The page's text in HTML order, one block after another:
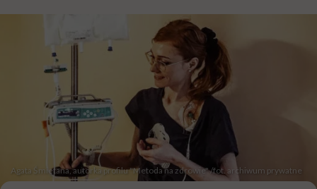
Agata Śmietana, autorka profilu "Metoda na zdrowie" /fot. archiwum prywatne